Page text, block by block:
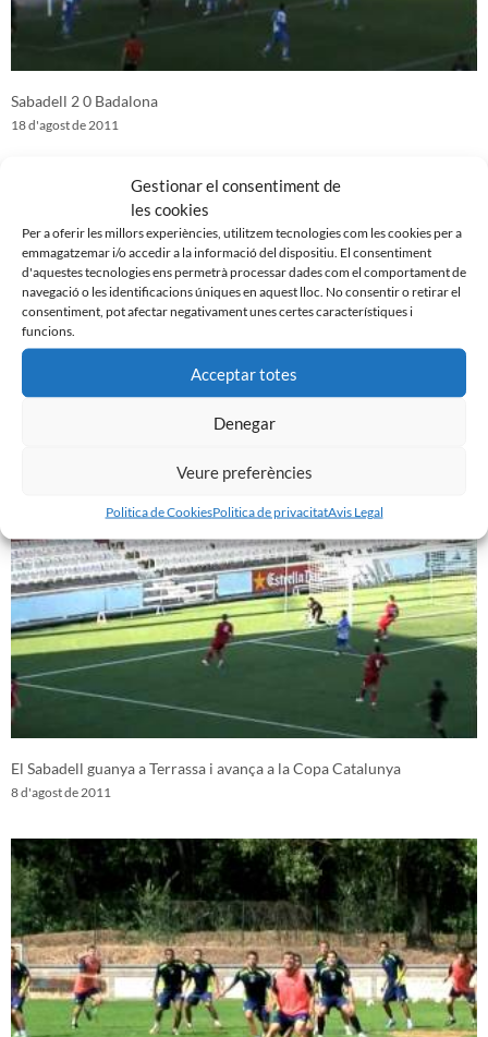
Gestionar el consentiment de
les cookies
Per a oferir les millors experiències, utilitzem tecnologies com les cookies per a
emmagatzemar i/o accedir a la informació del dispositiu. El consentiment
d'aquestes tecnologies ens permetrà processar dades com el comportament de
navegació o les identificacions úniques en aquest lloc. No consentir o retirar el
consentiment, pot afectar negativament unes certes característiques i
funcions.
Acceptar totes
Denegar
Veure preferències
Politica de CookiesPolitica de privacitatAvis Legal
Sabadell 2 0 Badalona
18 d'agost de 2011
Reus 1-0 CE Sabadell (amistós)
El Sabadell guanya a Terrassa i avança a la Copa Catalunya
8 d'agost de 2011